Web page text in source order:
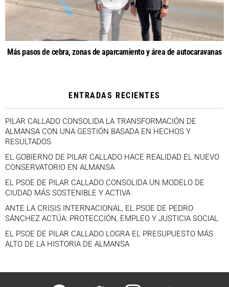
Más pasos de cebra, zonas de aparcamiento y área de autocaravanas
ENTRADAS RECIENTES
PILAR CALLADO CONSOLIDA LA TRANSFORMACIÓN DE
ALMANSA CON UNA GESTIÓN BASADA EN HECHOS Y
RESULTADOS
EL GOBIERNO DE PILAR CALLADO HACE REALIDAD EL NUEVO
CONSERVATORIO EN ALMANSA
EL PSOE DE PILAR CALLADO CONSOLIDA UN MODELO DE
CIUDAD MÁS SOSTENIBLE Y ACTIVA
ANTE LA CRISIS INTERNACIONAL, EL PSOE DE PEDRO
SÁNCHEZ ACTÚA: PROTECCIÓN, EMPLEO Y JUSTICIA SOCIAL
EL PSOE DE PILAR CALLADO LOGRA EL PRESUPUESTO MÁS
ALTO DE LA HISTORIA DE ALMANSA